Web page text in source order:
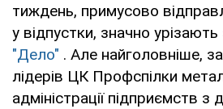
тиждень, примусово
у відпустки, значно
"Дело" . Але найголовніше,
лідерів ЦК Профспілки
адміністрації підприємств з